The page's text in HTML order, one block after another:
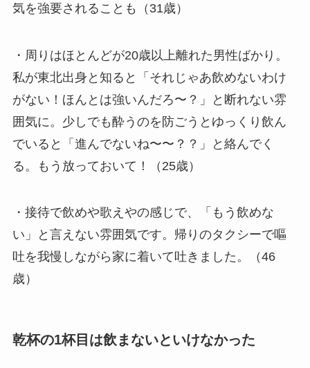
気を強要されることも（31歳）
・周りはほとんどが20歳以上離れた男性ばかり。
私が東北出身と知ると「それじゃあ飲めないわけ
がない！ほんとは強いんだろ〜？」と断れない雰
囲気に。少しでも酔うのを防ごうとゆっくり飲ん
でいると「進んでないね〜〜？？」と絡んでく
る。もう放っておいて！（25歳）
・接待で飲めや歌えやの感じで、「もう飲めな
い」と言えない雰囲気です。帰りのタクシーで嘔
吐を我慢しながら家に着いて吐きました。（46
歳）
乾杯の1杯目は飲まないといけなかった